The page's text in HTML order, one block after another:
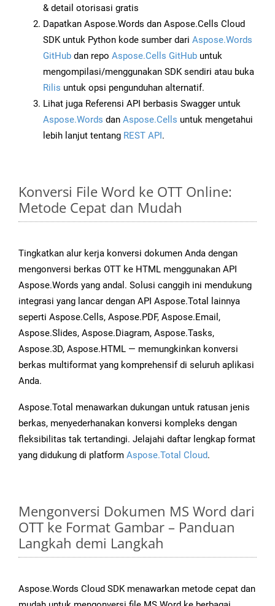
& detail otorisasi gratis
Dapatkan Aspose.Words dan Aspose.Cells Cloud
SDK untuk Python kode sumber dari Aspose.Words
GitHub dan repo Aspose.Cells GitHub untuk
mengompilasi/menggunakan SDK sendiri atau buka
Rilis untuk opsi pengunduhan alternatif.
Lihat juga Referensi API berbasis Swagger untuk
Aspose.Words dan Aspose.Cells untuk mengetahui
lebih lanjut tentang REST API.
Konversi File Word ke OTT Online:
Metode Cepat dan Mudah
Tingkatkan alur kerja konversi dokumen Anda dengan
mengonversi berkas OTT ke HTML menggunakan API
Aspose.Words yang andal. Solusi canggih ini mendukung
integrasi yang lancar dengan API Aspose.Total lainnya
seperti Aspose.Cells, Aspose.PDF, Aspose.Email,
Aspose.Slides, Aspose.Diagram, Aspose.Tasks,
Aspose.3D, Aspose.HTML — memungkinkan konversi
berkas multiformat yang komprehensif di seluruh aplikasi
Anda.
Aspose.Total menawarkan dukungan untuk ratusan jenis
berkas, menyederhanakan konversi kompleks dengan
fleksibilitas tak tertandingi. Jelajahi daftar lengkap format
yang didukung di platform Aspose.Total Cloud.
Mengonversi Dokumen MS Word dari
OTT ke Format Gambar – Panduan
Langkah demi Langkah
Aspose.Words Cloud SDK menawarkan metode cepat dan